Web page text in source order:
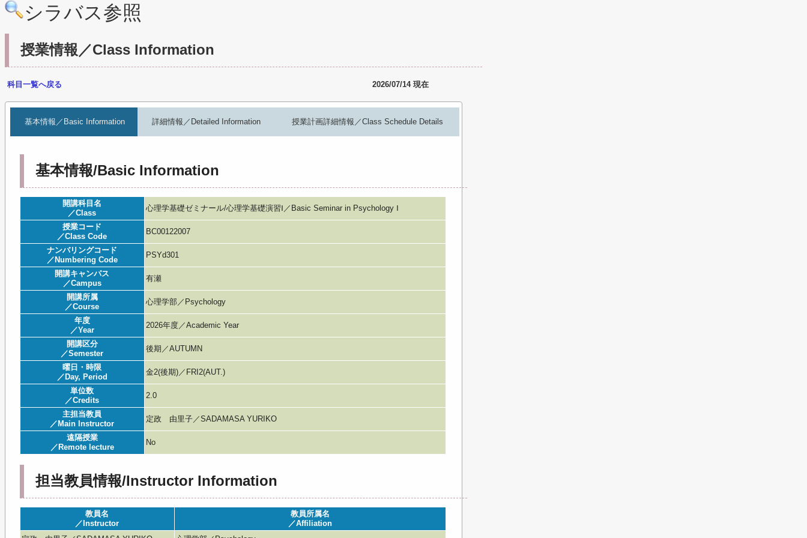
シラバス参照
授業情報／Class Information
科目一覧へ戻る 2026/07/14 現在
基本情報／Basic Information 詳細情報／Detailed Information 授業計画詳細情報／Class Schedule Details
基本情報/Basic Information
開講科目名
／Class
心理学基礎ゼミナール/心理学基礎演習Ⅰ／Basic Seminar in Psychology Ⅰ
授業コード
／Class Code
BC00122007
ナンバリングコード
／Numbering Code
PSYd301
開講キャンパス
／Campus
有瀬
開講所属
／Course
心理学部／Psychology
年度
／Year
2026年度／Academic Year
開講区分
／Semester
後期／AUTUMN
曜日・時限
／Day, Period
金2(後期)／FRI2(AUT.)
単位数
／Credits
2.0
主担当教員
／Main Instructor
定政 由里子／SADAMASA YURIKO
遠隔授業
／Remote lecture
No
担当教員情報/Instructor Information
教員名
／Instructor
教員所属名
／Affiliation